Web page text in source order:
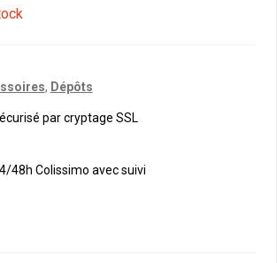
, Dépôts
par cryptage SSL
48h Colissimo avec suivi